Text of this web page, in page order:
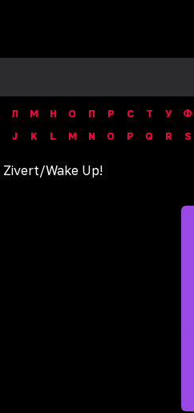
Л М Н О П Р С Т У Ф
J K L M N O P Q R S
Zivert/Wake Up!